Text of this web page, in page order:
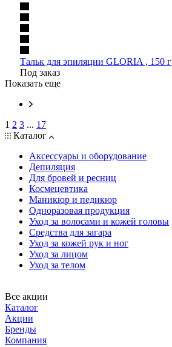
Тальк для эпиляции GLORIA , 150 г
Под заказ
Показать еще
1 2 3 ... 17
Каталог
Аксессуары и оборудование
Депиляция
Для бровей и ресниц
Космецевтика
Маникюр и педикюр
Одноразовая продукция
Уход за волосами и кожей головы
Средства для загара
Уход за кожей рук и ног
Уход за лицом
Уход за телом
Все акции
Каталог
Акции
Бренды
Компания